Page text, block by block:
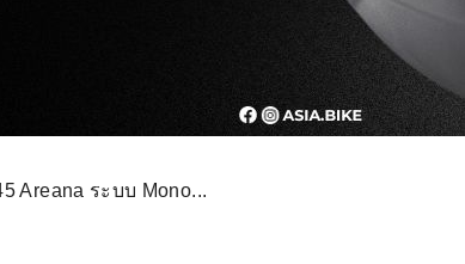
Areana ระบบ Mono...